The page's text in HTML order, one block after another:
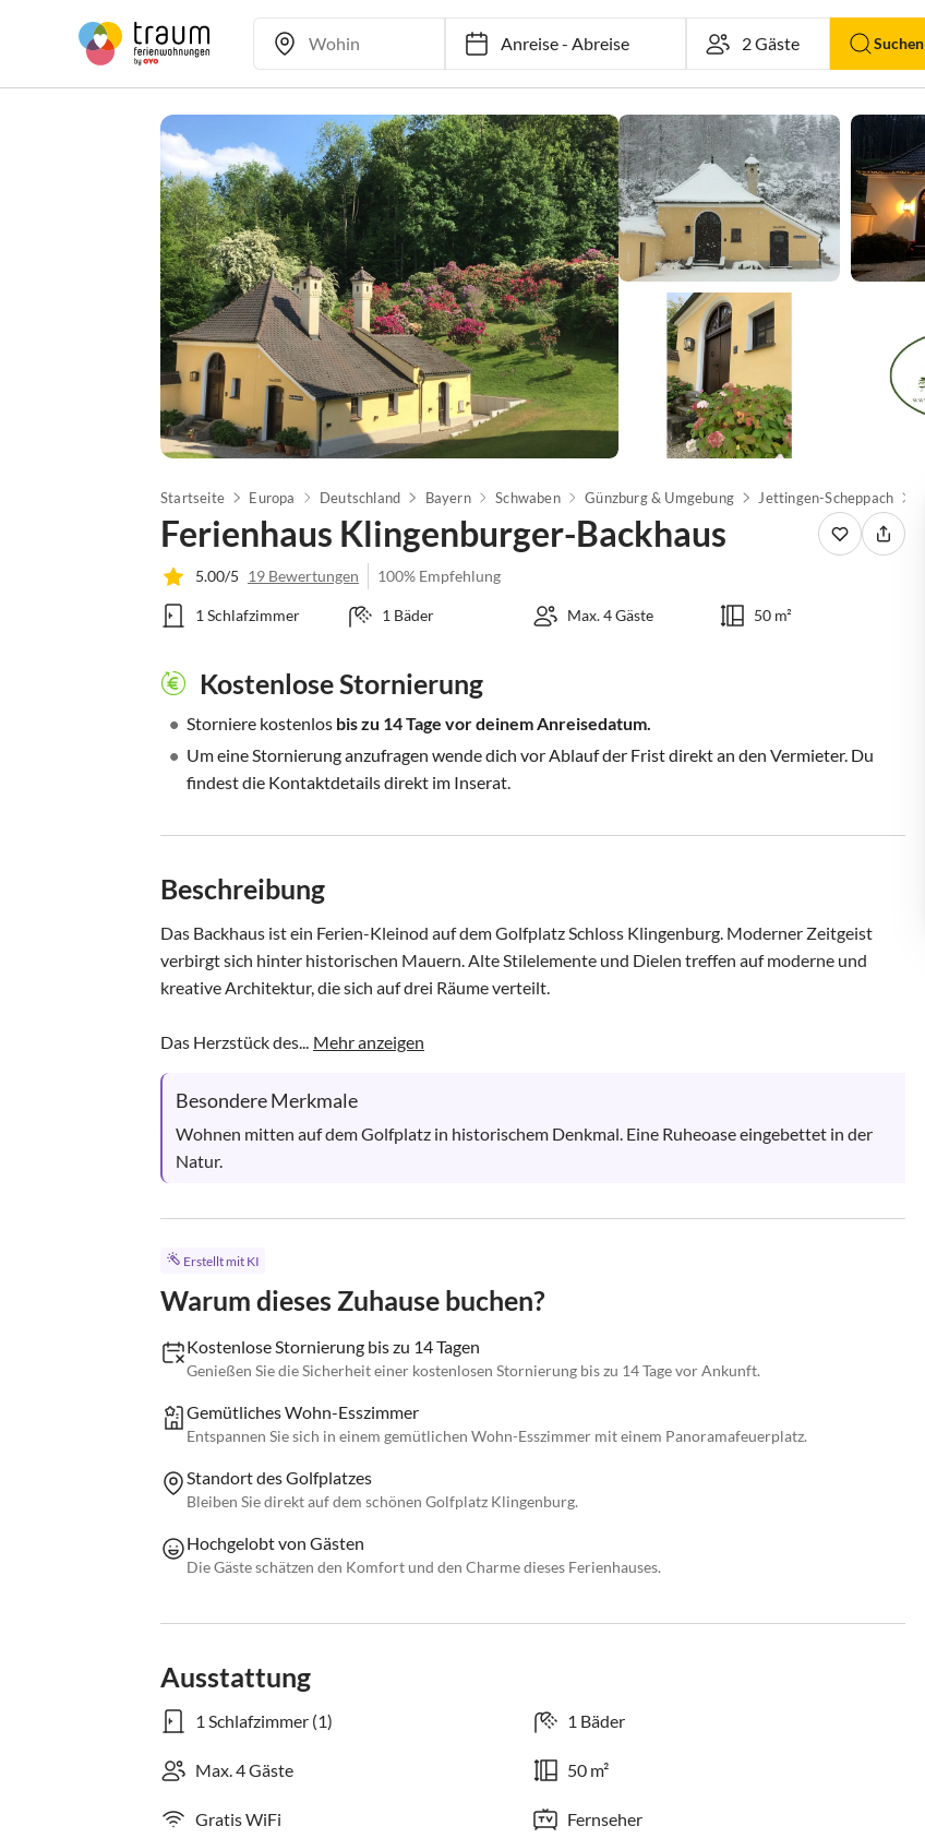
Anreise-Abreise Suchen
Startseite Europa Deutschland Bayern Schwaben Günzburg & Umgebung Jettingen-Scheppach
Ferienhaus Klingenburger-Backhaus
5.00/5 19 Bewertungen 100% Empfehlung
1 Schlafzimmer 1 Bäder Max. 4 Gäste 50 m²
Kostenlose Stornierung
• Storniere kostenlos bis zu 14 Tage vor deinem Anreisedatum.
• Um eine Stornierung anzufragen wende dich vor Ablauf der Frist direkt an den Vermieter. Du
findest die Kontaktdetails direkt im Inserat.
Beschreibung
Das Backhaus ist ein Ferien-Kleinod auf dem Golfplatz Schloss Klingenburg. Moderner Zeitgeist
verbirgt sich hinter historischen Mauern. Alte Stilelemente und Dielen treffen auf moderne und
kreative Architektur, die sich auf drei Räume verteilt.
Das Herzstück des... Mehr anzeigen
Besondere Merkmale
Wohnen mitten auf dem Golfplatz in historischem Denkmal. Eine Ruheoase eingebettet in der
Natur.
Erstellt mit KI
Warum dieses Zuhause buchen?
Kostenlose Stornierung bis zu 14 Tagen
Genießen Sie die Sicherheit einer kostenlosen Stornierung bis zu 14 Tage vor Ankunft.
Gemütliches Wohn-Esszimmer
Entspannen Sie sich in einem gemütlichen Wohn-Esszimmer mit einem Panoramafeuerplatz.
Standort des Golfplatzes
Bleiben Sie direkt auf dem schönen Golfplatz Klingenburg.
Hochgelobt von Gästen
Die Gäste schätzen den Komfort und den Charme dieses Ferienhauses.
Ausstattung
1 Schlafzimmer (1) 1 Bäder
Max. 4 Gäste 50 m²
Gratis WiFi Fernseher